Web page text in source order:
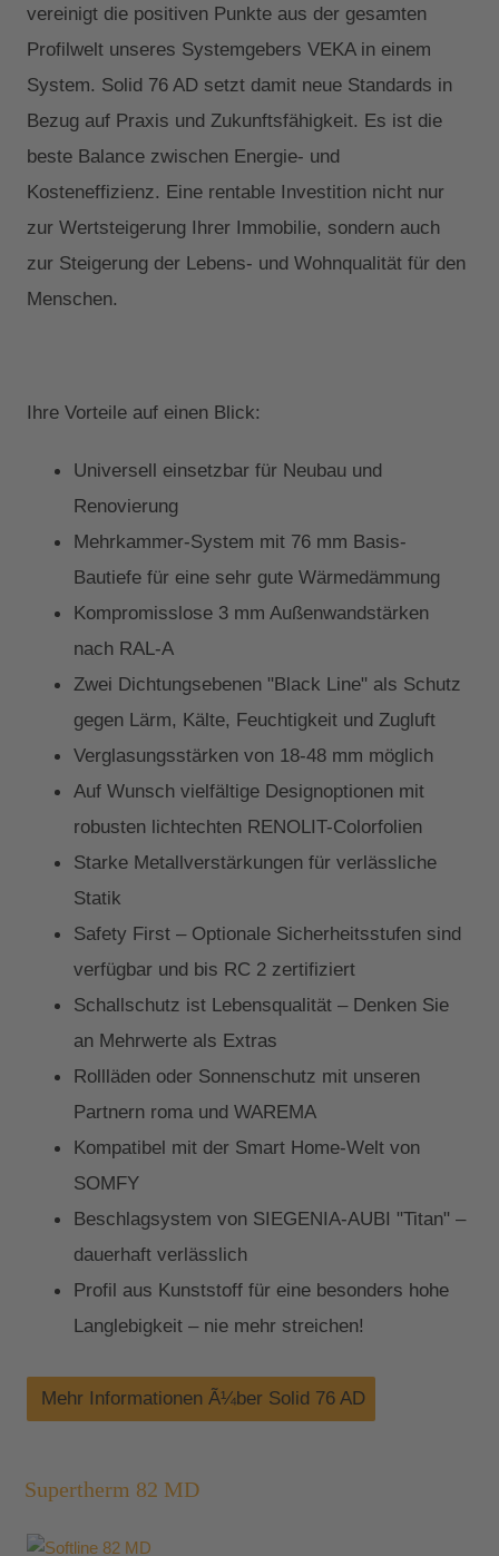
vereinigt die positiven Punkte aus der gesamten
Profilwelt unseres Systemgebers VEKA in einem
System. Solid 76 AD setzt damit neue Standards in
Bezug auf Praxis und Zukunftsfähigkeit. Es ist die
beste Balance zwischen Energie- und
Kosteneffizienz. Eine rentable Investition nicht nur
zur Wertsteigerung Ihrer Immobilie, sondern auch
zur Steigerung der Lebens- und Wohnqualität für den
Menschen.
Ihre Vorteile auf einen Blick:
Universell einsetzbar für Neubau und
Renovierung
Mehrkammer-System mit 76 mm Basis-
Bautiefe für eine sehr gute Wärmedämmung
Kompromisslose 3 mm Außenwandstärken
nach RAL-A
Zwei Dichtungsebenen "Black Line" als Schutz
gegen Lärm, Kälte, Feuchtigkeit und Zugluft
Verglasungsstärken von 18-48 mm möglich
Auf Wunsch vielfältige Designoptionen mit
robusten lichtechten RENOLIT-Colorfolien
Starke Metallverstärkungen für verlässliche
Statik
Safety First – Optionale Sicherheitsstufen sind
verfügbar und bis RC 2 zertifiziert
Schallschutz ist Lebensqualität – Denken Sie
an Mehrwerte als Extras
Rollläden oder Sonnenschutz mit unseren
Partnern roma und WAREMA
Kompatibel mit der Smart Home-Welt von
SOMFY
Beschlagsystem von SIEGENIA-AUBI "Titan" –
dauerhaft verlässlich
Profil aus Kunststoff für eine besonders hohe
Langlebigkeit – nie mehr streichen!
Mehr Informationen Ã¼ber Solid 76 AD
Supertherm 82 MD